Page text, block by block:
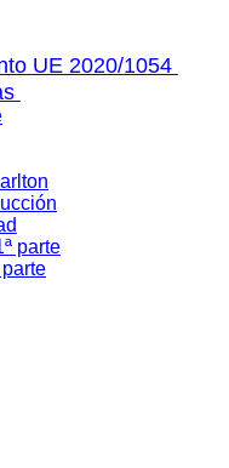
UE 2020/1054
parte